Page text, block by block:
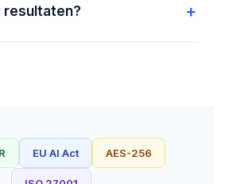
resultaten?
EU AI Act AES-256